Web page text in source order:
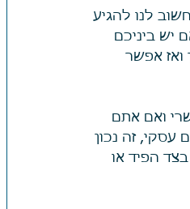
לנו להגיע
יש ביניכם
ואז אפשר
ואם אתם
עסקי, זה נכון
הפיד או